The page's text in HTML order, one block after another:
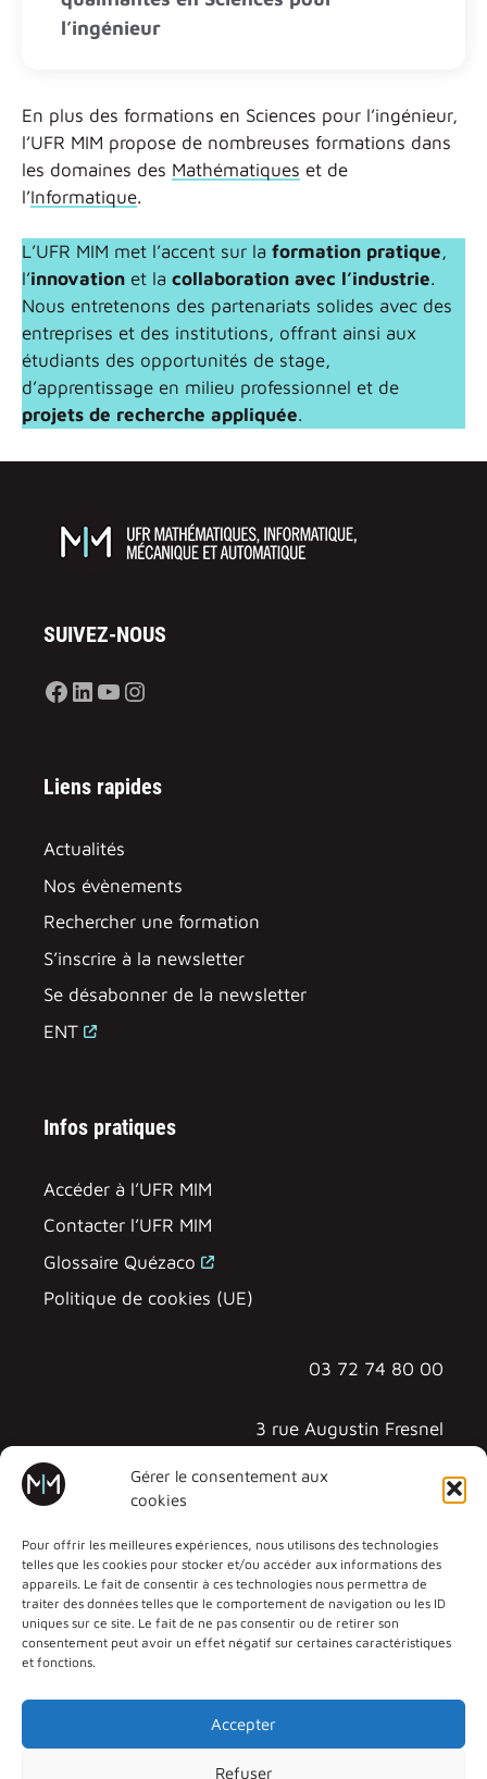
Gérer le consentement aux
cookies
Pour offrir les meilleures expériences, nous utilisons des technologies
telles que les cookies pour stocker et/ou accéder aux informations des
appareils. Le fait de consentir à ces technologies nous permettra de
traiter des données telles que le comportement de navigation ou les ID
uniques sur ce site. Le fait de ne pas consentir ou de retirer son
consentement peut avoir un effet négatif sur certaines caractéristiques
et fonctions.
Accepter
Refuser
l’ingénieur
En plus des formations en Sciences pour l’ingénieur,
l’UFR MIM propose de nombreuses formations dans
les domaines des Mathématiques et de
l’Informatique.
L’UFR MIM met l’accent sur la formation pratique,
l’innovation et la collaboration avec l’industrie.
Nous entretenons des partenariats solides avec des
entreprises et des institutions, offrant ainsi aux
étudiants des opportunités de stage,
d’apprentissage en milieu professionnel et de
projets de recherche appliquée.
SUIVEZ-NOUS
Facebook
LinkedIn
YouTube
Instagram
Liens rapides
Actualités
Nos évènements
Rechercher une formation
S’inscrire à la newsletter
Se désabonner de la newsletter
ENT
Infos pratiques
Accéder à l’UFR MIM
Contacter l’UFR MIM
Glossaire Quézaco
Politique de cookies (UE)
03 72 74 80 00
3 rue Augustin Fresnel